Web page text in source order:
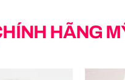
HÃNG